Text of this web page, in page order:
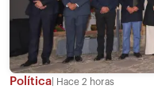
Política Hace 2 horas